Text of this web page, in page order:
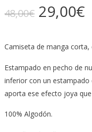
48,00€ El
precio
original
era:
48,00€.
29,00€El
Camiseta de manga
Estampado en pecho de
inferior con un
aporta ese efecto joya
100% Algodón.